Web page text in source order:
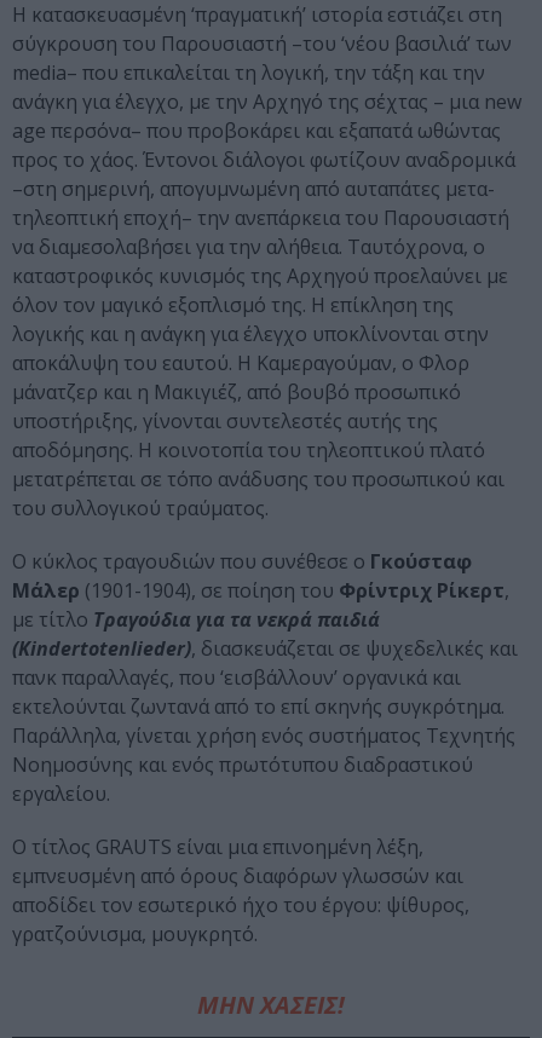
Η κατασκευασμένη ‘πραγματική’ ιστορία εστιάζει στη
σύγκρουση του Παρουσιαστή –του ‘νέου βασιλιά’ των
media– που επικαλείται τη λογική, την τάξη και την
ανάγκη για έλεγχο, με την Αρχηγό της σέχτας – μια new
age περσόνα– που προβοκάρει και εξαπατά ωθώντας
προς το χάος. Έντονοι διάλογοι φωτίζουν αναδρομικά
–στη σημερινή, απογυμνωμένη από αυταπάτες μετα-
τηλεοπτική εποχή– την ανεπάρκεια του Παρουσιαστή
να διαμεσολαβήσει για την αλήθεια. Ταυτόχρονα, ο
καταστροφικός κυνισμός της Αρχηγού προελαύνει με
όλον τον μαγικό εξοπλισμό της. Η επίκληση της
λογικής και η ανάγκη για έλεγχο υποκλίνονται στην
αποκάλυψη του εαυτού. Η Καμεραγούμαν, ο Φλορ
μάνατζερ και η Μακιγιέζ, από βουβό προσωπικό
υποστήριξης, γίνονται συντελεστές αυτής της
αποδόμησης. Η κοινοτοπία του τηλεοπτικού πλατό
μετατρέπεται σε τόπο ανάδυσης του προσωπικού και
του συλλογικού τραύματος.
Ο κύκλος τραγουδιών που συνέθεσε ο Γκούσταφ
Μάλερ (1901-1904), σε ποίηση του Φρίντριχ Ρίκερτ,
με τίτλο Τραγούδια για τα νεκρά παιδιά
(Kindertotenlieder), διασκευάζεται σε ψυχεδελικές και
πανκ παραλλαγές, που ‘εισβάλλουν’ οργανικά και
εκτελούνται ζωντανά από το επί σκηνής συγκρότημα.
Παράλληλα, γίνεται χρήση ενός συστήματος Τεχνητής
Νοημοσύνης και ενός πρωτότυπου διαδραστικού
εργαλείου.
Ο τίτλος GRAUTS είναι μια επινοημένη λέξη,
εμπνευσμένη από όρους διαφόρων γλωσσών και
αποδίδει τον εσωτερικό ήχο του έργου: ψίθυρος,
γρατζούνισμα, μουγκρητό.
ΜΗΝ ΧΑΣΕΙΣ!